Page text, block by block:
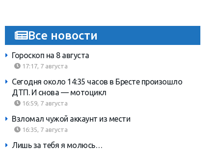
Все новости
Гороскоп на 8 августа
17:17, 7 августа
Сегодня около 14:35 часов в Бресте произошло
ДТП. И снова — мотоцикл
16:59, 7 августа
Взломал чужой аккаунт из мести
16:35, 7 августа
Лишь за тебя я молюсь…